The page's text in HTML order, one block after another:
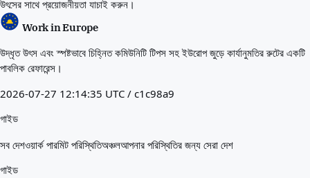
উৎসের সাথে প্রয়োজনীয়তা যাচাই করুন।
Work in Europe
উদ্ধৃত উৎস এবং স্পষ্টভাবে চিহ্নিত কমিউনিটি টিপস সহ ইউরোপ জুড়ে কার্যানুমতির রুটের একটি
পাবলিক রেফারেন্স।
2026-07-27 12:14:35 UTC / c1c98a9
গাইড
সব দেশওয়ার্ক পারমিট পরিস্থিতিঅঞ্চলআপনার পরিস্থিতির জন্য সেরা দেশ
গাইড